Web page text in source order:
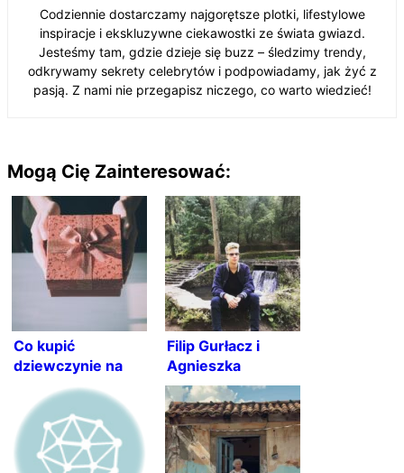
Codziennie dostarczamy najgorętsze plotki, lifestylowe
inspiracje i ekskluzywne ciekawostki ze świata gwiazd.
Jesteśmy tam, gdzie dzieje się buzz – śledzimy trendy,
odkrywamy sekrety celebrytów i podpowiadamy, jak żyć z
pasją. Z nami nie przegapisz niczego, co warto wiedzieć!
Mogą Cię Zainteresować:
Co kupić
dziewczynie na
urodziny?
Wyjątkowe
pomysły i
inspiracje!
Filip Gurłacz i
Agnieszka
Kaczorowska –
filmografia i
ciekawostki